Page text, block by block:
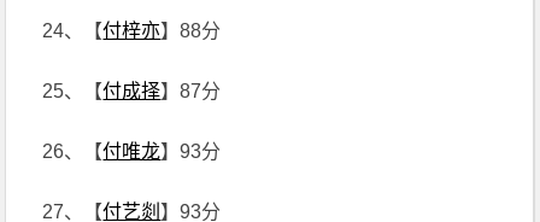
24、【付梓亦】88分
25、【付成择】87分
26、【付唯龙】93分
27、【付艺剡 】93分